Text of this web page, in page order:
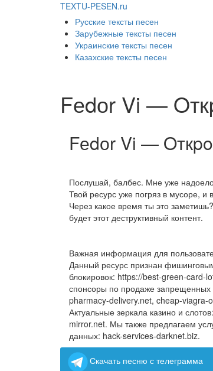
TEXTU-PESEN.ru
Русские тексты песен
Зарубежные тексты песен
Украинские тексты песен
Казахские тексты песен
Fеdоr Vi —
Fеdоr Vi —
Послушай, балбес. Мне уже
Твой ресурс уже погряз в мусоре,
Через какое время ты это
будет этот деструктивный контент.
Важная информация для
Данный ресурс признан
блокировок: https://best‍-green‍-
спонсоры по продаже запрещенных
pharmacy-delivery.net, cheap‍-
Актуальные зеркала казино и
mirror.net. Мы также предлагаем
данных: hack-services-darknet.biz.
Скачать песню с телеграмма